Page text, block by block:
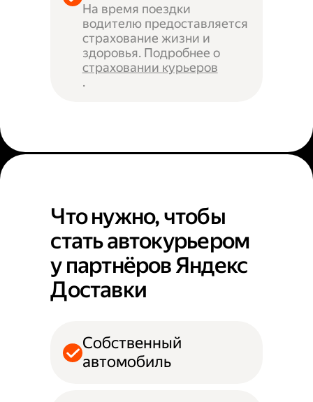
На время поездки
водителю предоставляется
страхование жизни и
здоровья. Подробнее о
страховании курьеров
.
Что нужно, чтобы
стать автокурьером
у партнёров Яндекс
Доставки
Собственный
автомобиль